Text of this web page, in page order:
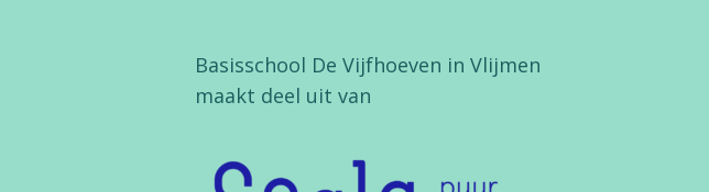
Basisschool De Vijfhoeven in Vlijmen
maakt deel uit van